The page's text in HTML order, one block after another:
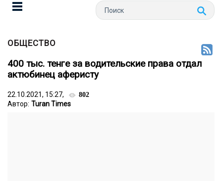
ОБЩЕСТВО
400 тыс. тенге за водительские права отдал
актюбинец аферисту
22.10.2021, 15:27, 802
Автор: Turan Times